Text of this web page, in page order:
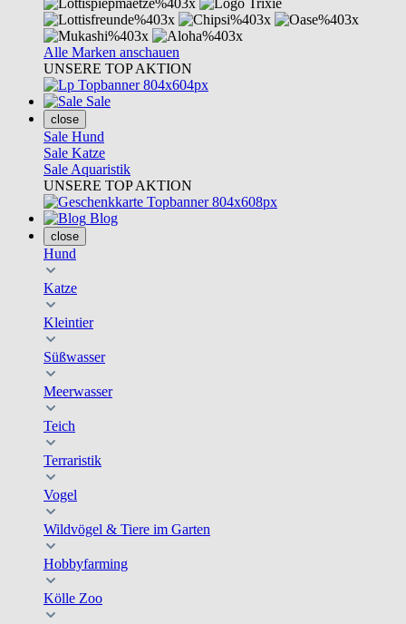
Alle Marken anschauen
UNSERE TOP AKTION
Sale
close
Sale Hund
Sale Katze
Sale Aquaristik
UNSERE TOP AKTION
Blog
close
Hund
Katze
Kleintier
Süßwasser
Meerwasser
Teich
Terraristik
Vogel
Wildvögel & Tiere im Garten
Hobbyfarming
Kölle Zoo